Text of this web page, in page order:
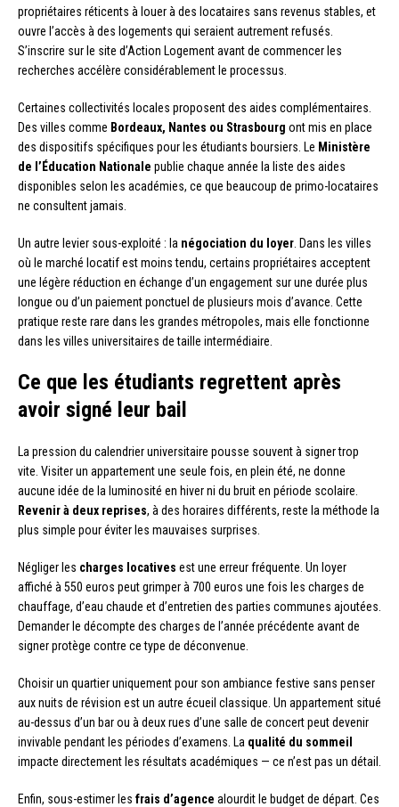
propriétaires réticents à louer à des locataires sans revenus stables, et
ouvre l’accès à des logements qui seraient autrement refusés.
S’inscrire sur le site d’Action Logement avant de commencer les
recherches accélère considérablement le processus.
Certaines collectivités locales proposent des aides complémentaires.
Des villes comme Bordeaux, Nantes ou Strasbourg ont mis en place
des dispositifs spécifiques pour les étudiants boursiers. Le Ministère
de l’Éducation Nationale publie chaque année la liste des aides
disponibles selon les académies, ce que beaucoup de primo-locataires
ne consultent jamais.
Un autre levier sous-exploité : la négociation du loyer . Dans les villes
où le marché locatif est moins tendu, certains propriétaires acceptent
une légère réduction en échange d’un engagement sur une durée plus
longue ou d’un paiement ponctuel de plusieurs mois d’avance. Cette
pratique reste rare dans les grandes métropoles, mais elle fonctionne
dans les villes universitaires de taille intermédiaire.
Ce que les étudiants regrettent après
avoir signé leur bail
La pression du calendrier universitaire pousse souvent à signer trop
vite. Visiter un appartement une seule fois, en plein été, ne donne
aucune idée de la luminosité en hiver ni du bruit en période scolaire.
Revenir à deux reprises, à des horaires différents, reste la méthode la
plus simple pour éviter les mauvaises surprises.
Négliger les charges locatives est une erreur fréquente. Un loyer
affiché à 550 euros peut grimper à 700 euros une fois les charges de
chauffage, d’eau chaude et d’entretien des parties communes ajoutées.
Demander le décompte des charges de l’année précédente avant de
signer protège contre ce type de déconvenue.
Choisir un quartier uniquement pour son ambiance festive sans penser
aux nuits de révision est un autre écueil classique. Un appartement situé
au-dessus d’un bar ou à deux rues d’une salle de concert peut devenir
invivable pendant les périodes d’examens. La qualité du sommeil
impacte directement les résultats académiques — ce n’est pas un détail.
Enfin, sous-estimer les frais d’agence alourdit le budget de départ. Ces